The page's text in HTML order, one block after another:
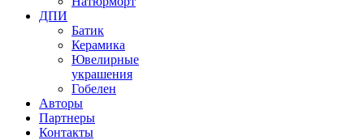
ДПИ
Батик
Керамика
Ювелирные
украшения
Гобелен
Авторы
Партнеры
Контакты